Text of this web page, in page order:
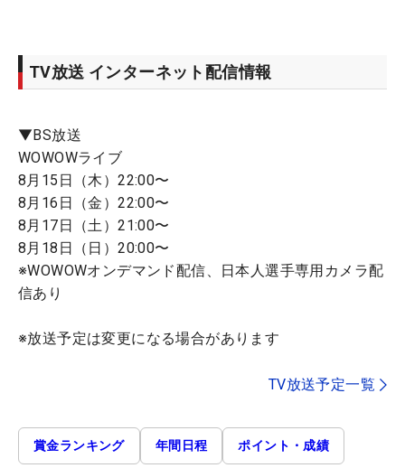
TV放送 インターネット配信情報
▼BS放送
WOWOWライブ
8月15日（木）22:00〜
8月16日（金）22:00〜
8月17日（土）21:00〜
8月18日（日）20:00〜
※WOWOWオンデマンド配信、日本人選手専用カメラ配
信あり
※放送予定は変更になる場合があります
TV放送予定一覧
賞金ランキング 年間日程 ポイント・成績